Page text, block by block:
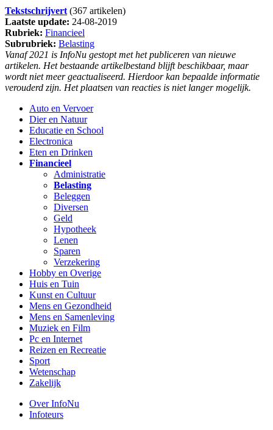
Tekstschrijvert (367 artikelen)
Laatste update: 24-08-2019
Rubriek: Financieel
Subrubriek: Belasting
Vanaf 2021 is InfoNu gestopt met het publiceren van nieuwe
artikelen. Het bestaande artikelbestand blijft beschikbaar, maar
wordt niet meer geactualiseerd. Hierdoor kan bepaalde informatie
verouderd zijn. Het plaatsen van reacties is niet langer mogelijk.
Auto en Vervoer
Dier en Natuur
Educatie en School
Electronica
Eten en Drinken
Financieel
Administratie
Belasting
Beleggen
Diversen
Geld
Hypotheek
Lenen
Sparen
Verzekering
Hobby en Overige
Huis en Tuin
Kunst en Cultuur
Mens en Gezondheid
Mens en Samenleving
Muziek en Film
Pc en Internet
Reizen en Recreatie
Sport
Wetenschap
Zakelijk
Over InfoNu
Infoteurs